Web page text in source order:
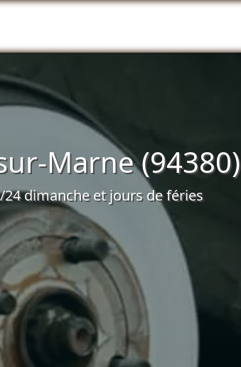
Marne (94380)
dimanche et jours de féries